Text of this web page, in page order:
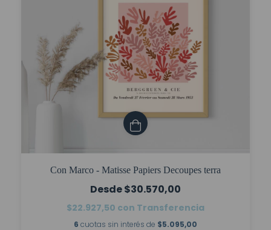
Con Marco - Matisse Papiers Decoupes terra
$30.570,00
$22.927,50 con Transferencia
6 cuotas sin interés de $5.095,00